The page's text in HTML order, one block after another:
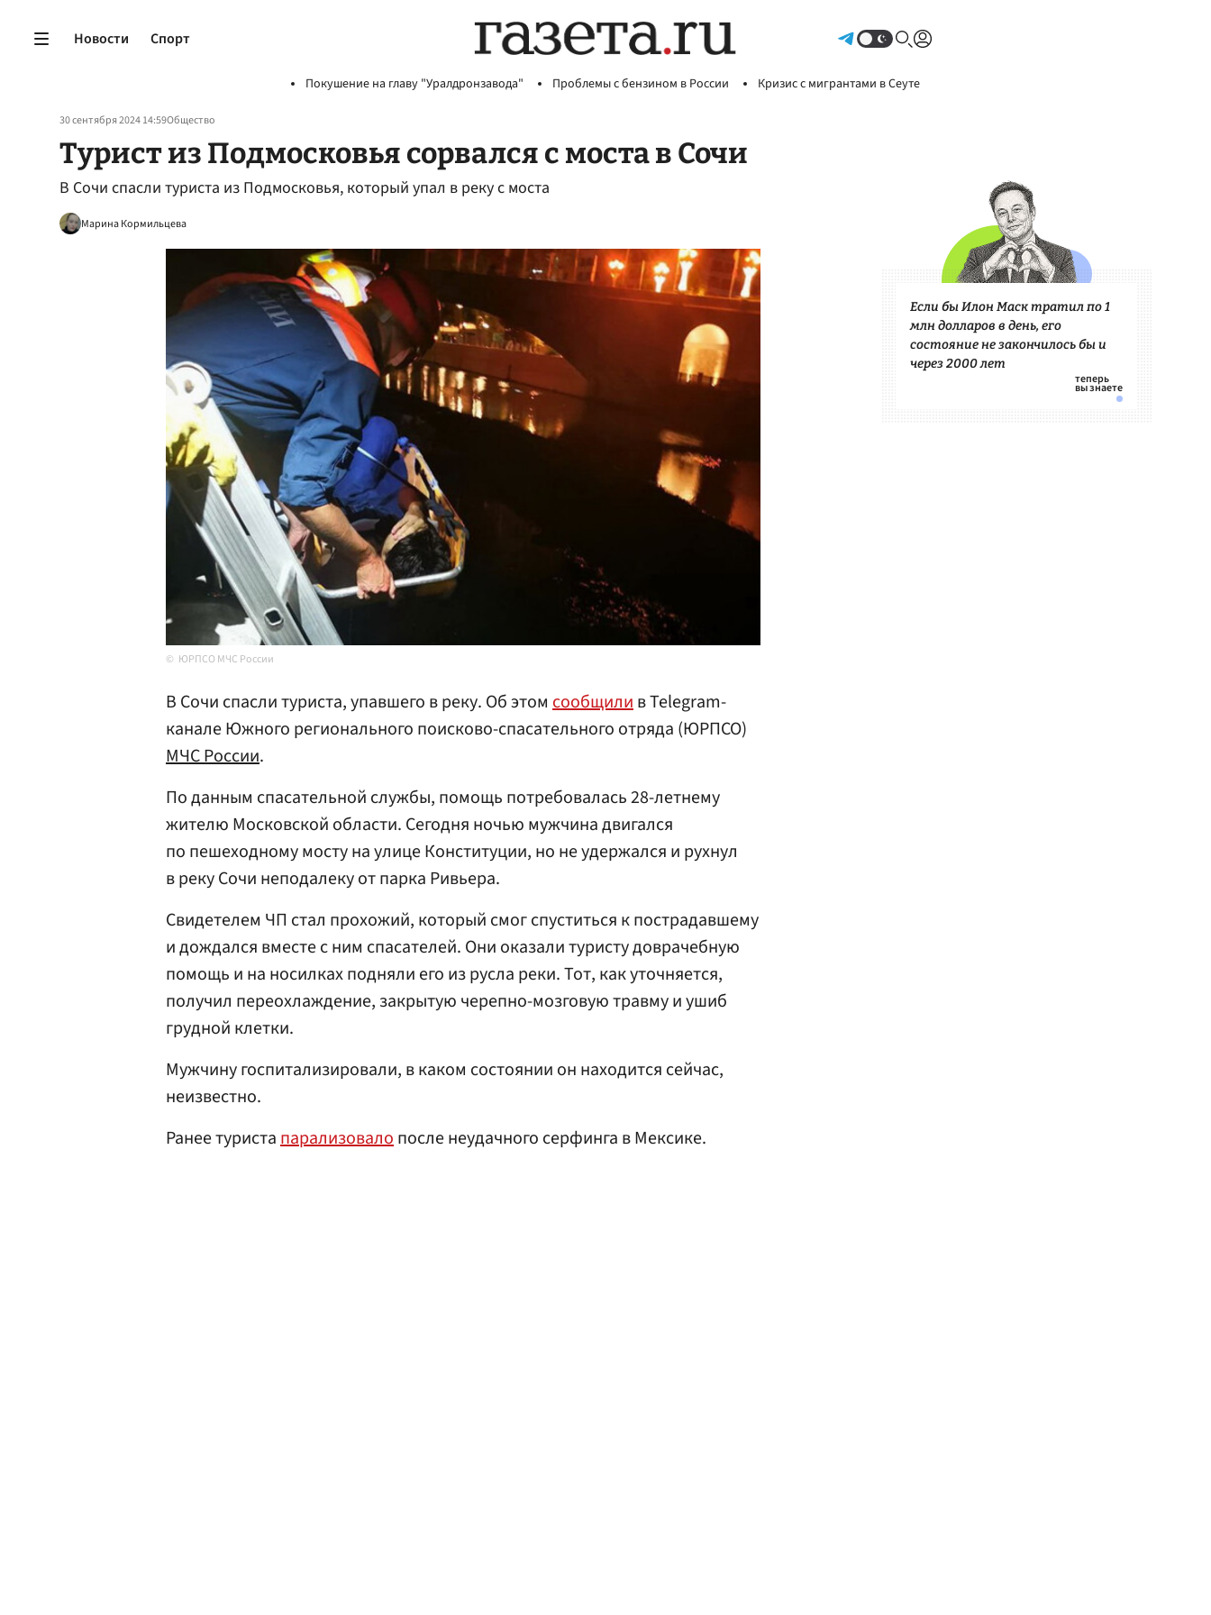
Новости Спорт
Покушение на главу "Уралдронзавода" Проблемы с бензином в России Кризис с мигрантами в Сеуте
30 сентября 2024 14:59Общество
Турист из Подмосковья сорвался с моста в Сочи
В Сочи спасли туриста из Подмосковья, который упал в реку с моста
Марина Кормильцева
ЮРПСО МЧС России
В Сочи спасли туриста, упавшего в реку. Об этом сообщилив Telegram-
канале Южного регионального поисково-спасательного отряда (ЮРПСО)
МЧС России.
По данным спасательной службы, помощь потребовалась 28-летнему
жителю Московской области. Сегодня ночью мужчина двигался
по пешеходному мосту на улице Конституции, но не удержался и рухнул
в реку Сочи неподалеку от парка Ривьера.
Свидетелем ЧП стал прохожий, который смог спуститься к пострадавшему
и дождался вместе с ним спасателей. Они оказали туристу доврачебную
помощь и на носилках подняли его из русла реки. Тот, как уточняется,
получил переохлаждение, закрытую черепно-мозговую травму и ушиб
грудной клетки.
Мужчину госпитализировали, в каком состоянии он находится сейчас,
неизвестно.
Ранее туристапарализовалопосле неудачного серфинга в Мексике.
Если бы Илон Маск тратил по 1
млн долларов в день, его
состояние не закончилось бы и
через 2000 лет